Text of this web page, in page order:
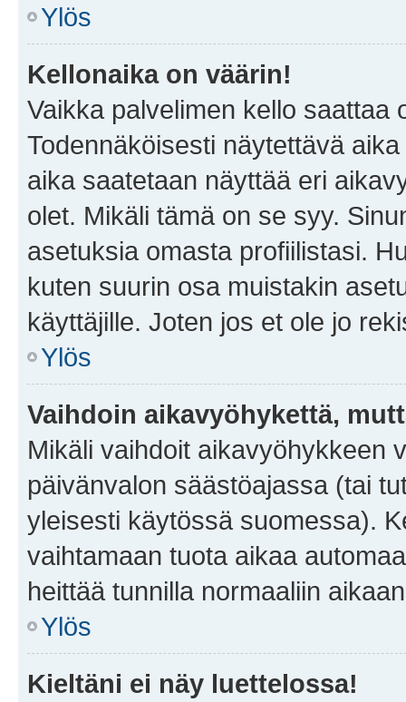
Ylös
Kellonaika on väärin!
Vaikka palvelimen kello saattaa
Todennäköisesti näytettävä
aika saatetaan näyttää eri
olet. Mikäli tämä on se syy.
asetuksia omasta profiilistasi.
kuten suurin osa muistakin
käyttäjille. Joten jos et ole jo
Ylös
Vaihdoin aikavyöhykettä,
Mikäli vaihdoit aikavyöhykkeen
päivänvalon säästöajassa (tai
yleisesti käytössä suomessa).
vaihtamaan tuota aikaa
heittää tunnilla normaaliin
Ylös
Kieltäni ei näy luettelossa!